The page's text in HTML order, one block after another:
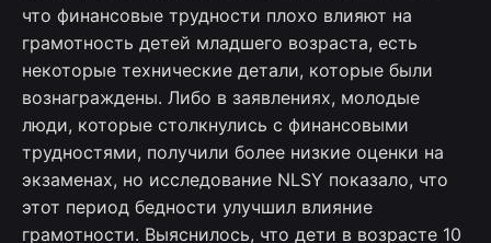
что финансовые трудности плохо влияют на
грамотность детей младшего возраста, есть
некоторые технические детали, которые были
вознаграждены. Либо в заявлениях, молодые
люди, которые столкнулись с финансовыми
трудностями, получили более низкие оценки на
экзаменах, но исследование NLSY показало, что
этот период бедности улучшил влияние
грамотности. Выяснилось, что дети в возрасте 10